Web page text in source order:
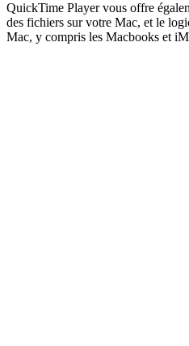
QuickTime Player vous offre
des fichiers sur votre Mac, et le
Mac, y compris les Macbooks et